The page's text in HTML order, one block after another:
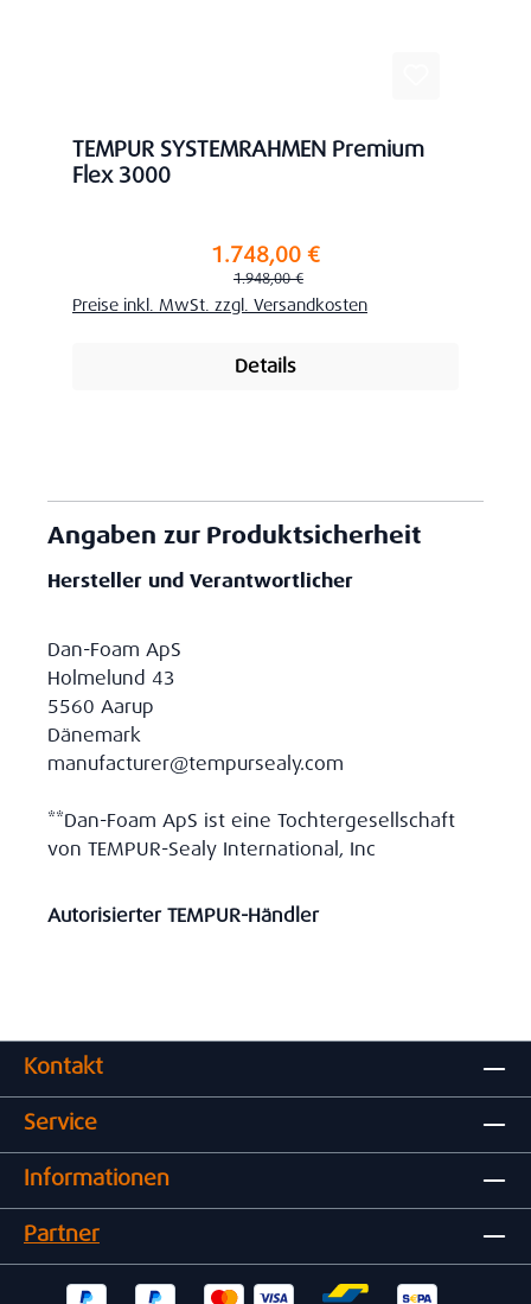
TEMPUR SYSTEMRAHMEN Premium
Flex 3000
Verkaufspreis:1.748,00 €
Regulärer Preis:
1.948,00 €
Preise inkl. MwSt. zzgl. Versandkosten
Details
Angaben zur Produktsicherheit
Hersteller und Verantwortlicher
Dan-Foam ApS
Holmelund 43
5560 Aarup
Dänemark
manufacturer@tempursealy.com
**Dan-Foam ApS ist eine Tochtergesellschaft
von TEMPUR-Sealy International, Inc
Autorisierter TEMPUR-Händler
Kontakt
Service
Informationen
Partner